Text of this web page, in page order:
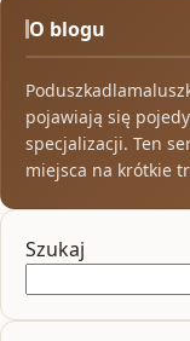
O blogu
pojawiają się
specjalizacji. Ten
miejsca na krótkie
Szukaj